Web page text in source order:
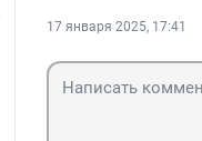
17 января 2025, 17:41